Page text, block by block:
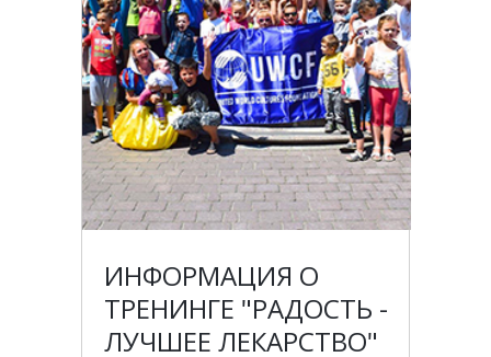
ИНФОРМАЦИЯ О
ТРЕНИНГЕ "РАДОСТЬ -
ЛУЧШЕЕ ЛЕКАРСТВО"